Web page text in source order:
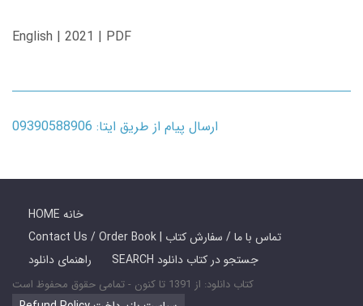
English | 2021 | PDF
ارسال پیام از طریق ایتا: 09390588906
HOME خانه
Contact Us / Order Book | تماس با ما / سفارش کتاب
راهنمای دانلود
SEARCH جستجو در کتاب دانلود
کتاب دانلود: از 1391 تا کنون - تمامی حقوق محفوظ است